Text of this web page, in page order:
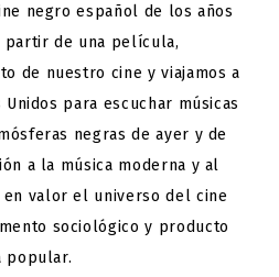
negro español de los años
partir de una película,
de nuestro cine y viajamos a
para escuchar músicas
negras de ayer y de
a la música moderna y al
valor el universo del cine
sociológico y producto
popular.